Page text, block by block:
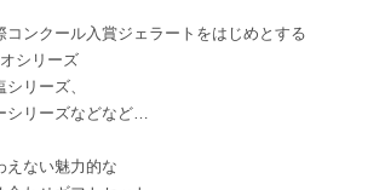
コンクール入賞ジェラートをはじめとする
シリーズ
リーズ、
シリーズなどなど…
えない魅力的な